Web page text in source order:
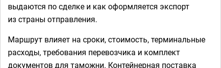
выдаются по сделке и как оформляется экспорт
из страны отправления.
Маршрут влияет на сроки, стоимость, терминальные
расходы, требования перевозчика и комплект
документов для таможни. Контейнерная поставка